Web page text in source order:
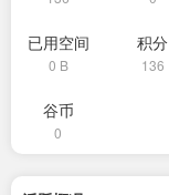
已用空间
0 B
积分
136
谷币
0